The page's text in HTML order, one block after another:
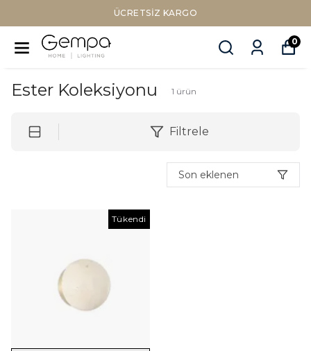
ÜCRETSIZ KARGO
0
Ester Koleksiyonu 1 ürün
Filtrele
Son eklenen
Tükendi